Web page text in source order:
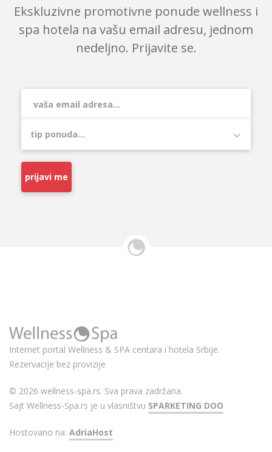
Ekskluzivne promotivne ponude wellness i
spa hotela na vašu email adresu, jednom
nedeljno. Prijavite se.
prijavi me
Internet portal Wellness & SPA centara i hotela Srbije.
Rezervacije bez provizije
© 2026 wellness-spa.rs. Sva prava zadržana.
Sajt Wellness-Spa.rs je u vlasništvu SPARKETING DOO
Hostovano na: AdriaHost